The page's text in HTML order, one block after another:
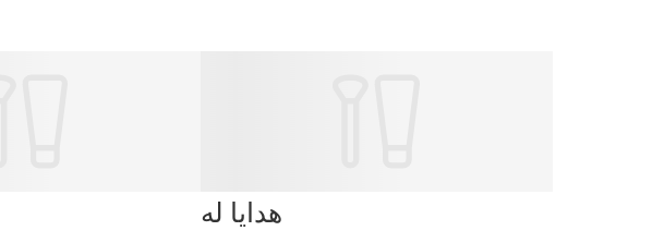
هدايا له